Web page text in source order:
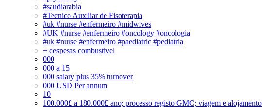
#saudiarabia
#Tecnico Auxiliar de Fisoterapia
#uk #nurse #enfermeiro #midwives
#UK #nurse #enfermeiro #oncology #oncologia
#uk #nurse #enfermeiro #paediatric #pediatria
+ despesas combustivel
000
000 a 15
000 salary plus 35% turnover
000 USD Per annum
10
100.000£ a 180.000£ ano; processo registo GMC; viagem e alojamento